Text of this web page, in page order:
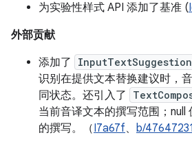
为实验性样式 API 添加了基准 (
外部贡献
添加了
识别在提供文本替换建议时，
同状态。还引入了
当前音译文本的撰写范围；null
的撰写。（I7a67f、 b/